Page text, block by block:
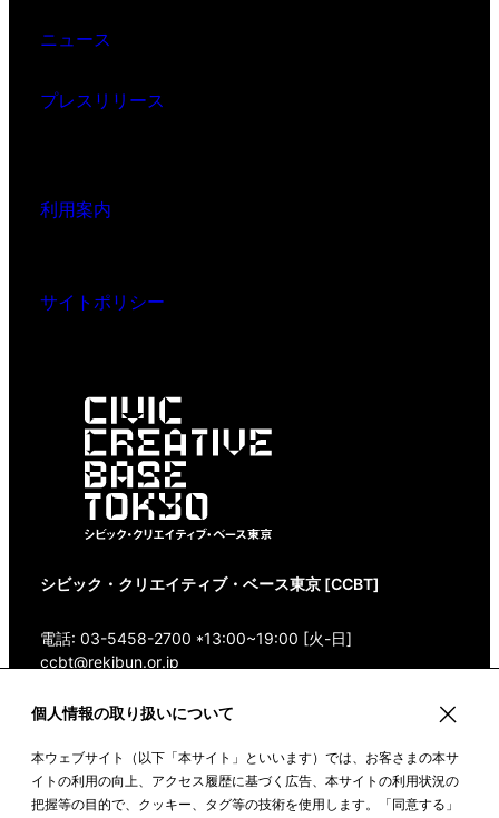
個人情報の取り扱いについて
本ウェブサイト（以下「本サイト」といいます）では、お客さまの本サ
イトの利用の向上、アクセス履歴に基づく広告、本サイトの利用状況の
把握等の目的で、クッキー、タグ等の技術を使用します。「同意する」
ニュース
プレスリリース
利用案内
サイトポリシー
シビック・クリエイティブ・ベース東京 [CCBT]
電話: 03-5458-2700 *13:00~19:00 [火-日]
ccbt@rekibun.or.jp
〒150-0001 東京都渋谷区神宮前1-14-4 1/1(ONE)
Google Maps